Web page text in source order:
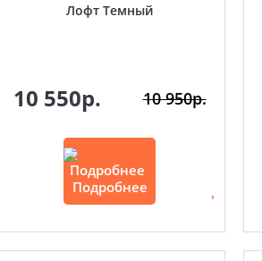
Лофт Темный
10 550р. 10 950р.
Подробнее